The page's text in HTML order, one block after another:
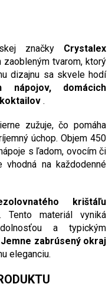
značky Crystalex
zaobleným tvarom, ktorý
dizajnu sa skvele hodí
nápojov, domácich
.
zužuje, čo pomáha
úchop. Objem 450
s ľadom, ovocím či
vhodná na každodenné
krištáľu
Tento materiál vyniká
a typickým
Jemne zabrúsený okraj
eleganciu.